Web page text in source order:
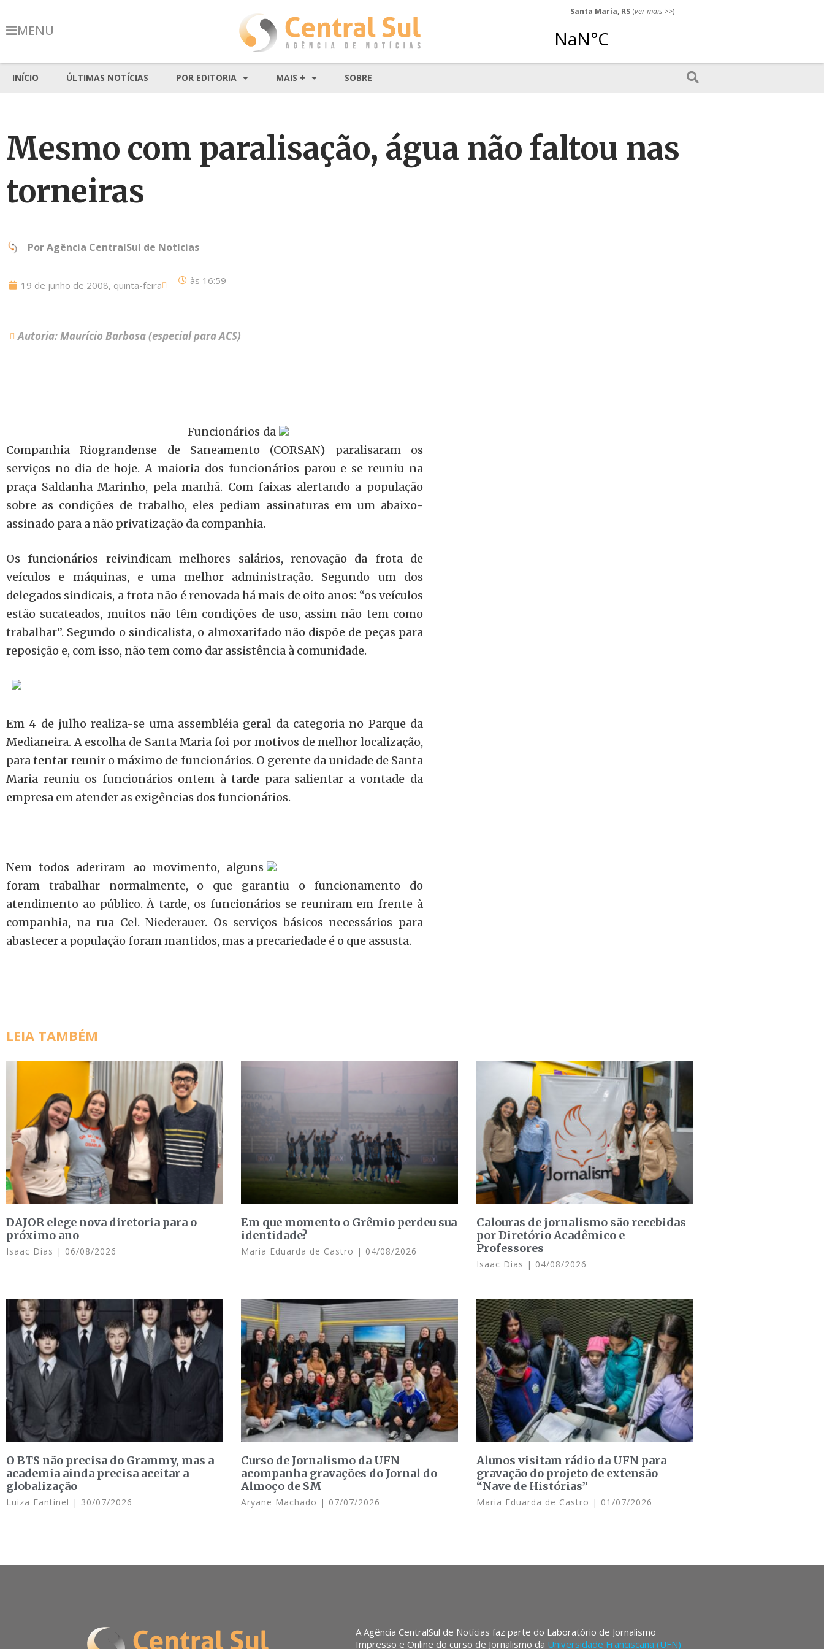
MENU
Santa Maria, RS (ver mais >>)
INÍCIO ÚLTIMAS NOTÍCIAS POR EDITORIA MAIS + SOBRE
Mesmo com paralisação, água não faltou nas
torneiras
PorAgência CentralSul de Notícias
19 de junho de 2008, quinta-feira às 16:59
Autoria: Maurício Barbosa (especial para ACS)
Funcionários da
Companhia Riograndense de Saneamento (CORSAN) paralisaram os
serviços no dia de hoje. A maioria dos funcionários parou e se reuniu na
praça Saldanha Marinho, pela manhã. Com faixas alertando a população
sobre as condições de trabalho, eles pediam assinaturas em um abaixo-
assinado para a não privatização da companhia.
Os funcionários reivindicam melhores salários, renovação da frota de
veículos e máquinas, e uma melhor administração. Segundo um dos
delegados sindicais, a frota não é renovada há mais de oito anos: “os veículos
estão sucateados, muitos não têm condições de uso, assim não tem como
trabalhar”. Segundo o sindicalista, o almoxarifado não dispõe de peças para
reposição e, com isso, não tem como dar assistência à comunidade.
Em 4 de julho realiza-se uma assembléia geral da categoria no Parque da
Medianeira. A escolha de Santa Maria foi por motivos de melhor localização,
para tentar reunir o máximo de funcionários. O gerente da unidade de Santa
Maria reuniu os funcionários ontem à tarde para salientar a vontade da
empresa em atender as exigências dos funcionários.
Nem todos aderiram ao movimento, alguns
foram trabalhar normalmente, o que garantiu o funcionamento do
atendimento ao público. À tarde, os funcionários se reuniram em frente à
companhia, na rua Cel. Niederauer. Os serviços básicos necessários para
abastecer a população foram mantidos, mas a precariedade é o que assusta.
LEIA TAMBÉM
DAJOR elege nova diretoria para o
próximo ano
Isaac Dias 06/08/2026
Em que momento o Grêmio perdeu sua
identidade?
Maria Eduarda de Castro 04/08/2026
Calouras de jornalismo são recebidas
por Diretório Acadêmico e
Professores
Isaac Dias 04/08/2026
O BTS não precisa do Grammy, mas a
academia ainda precisa aceitar a
globalização
Luiza Fantinel 30/07/2026
Curso de Jornalismo da UFN
acompanha gravações do Jornal do
Almoço de SM
Aryane Machado 07/07/2026
Alunos visitam rádio da UFN para
gravação do projeto de extensão
“Nave de Histórias”
Maria Eduarda de Castro 01/07/2026
A Agência CentralSul de Notícias faz parte do Laboratório de Jornalismo
Impresso e Online do curso de Jornalismo da Universidade Franciscana (UFN)